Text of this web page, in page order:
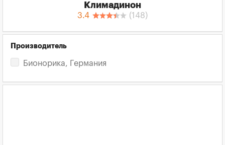
Климадинон
3.4 (148)
Производитель
Бионорика, Германия